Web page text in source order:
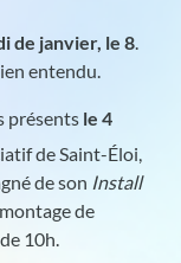
de janvier, le 8
entendu.
présents le 4
de Saint-Éloi,
de son Install
de
10h.